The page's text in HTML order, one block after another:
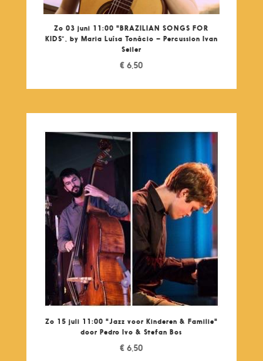
Zo 03 juni 11:00 "BRAZILIAN SONGS FOR
KIDS”, by Maria Luísa Tonácio – Percussion Ivan
Seiler
€ 6,50
Zo 15 juli 11:00 "Jazz voor Kinderen & Familie"
door Pedro Ivo & Stefan Bos
€ 6,50